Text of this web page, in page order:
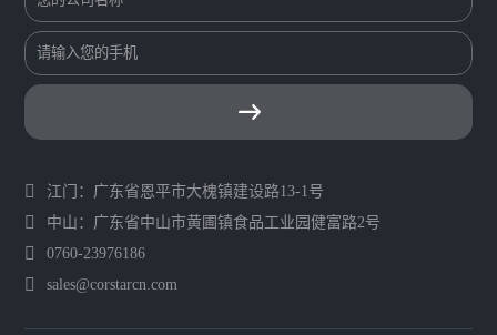
江门：广东省恩平市大槐镇建设路13-1号
中山：广东省中山市黄圃镇食品工业园健富路2号
0760-23976186
sales@corstarcn.com